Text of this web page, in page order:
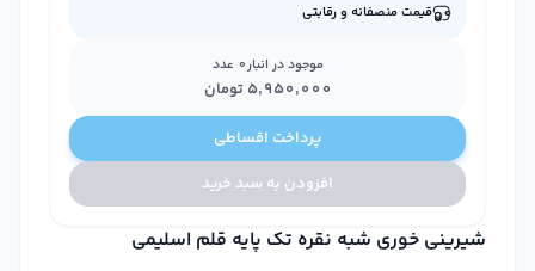
شیرینی خوری شبه نقره تک پایه قلم اسلیمی
قیمت منصفانه و رقابتی
موجود در انبار0 عدد
۵٬۹۵۰٬۰۰۰ تومان
پرداخت اقساطی
افزودن به سبد خرید